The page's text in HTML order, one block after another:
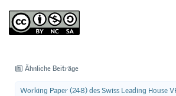
Ähnliche Beiträge
Working Paper (248) des Swiss Leading House